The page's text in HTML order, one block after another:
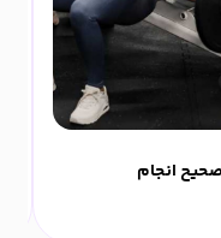
انجام